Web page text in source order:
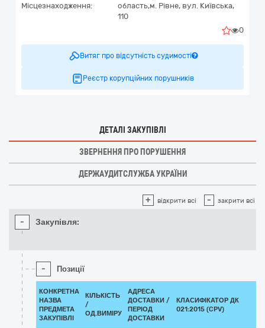
Місцезнаходження:
область,м. Рівне, вул. Київська,
110
0
Витяг про відсутність судимості
Реєстр корупційних порушників
ДЕТАЛІ ЗАКУПІВЛІ
ЗВЕРНЕННЯ ПРО ПОРУШЕННЯ
ДЕРЖАУДИТСЛУЖБА УКРАЇНИ
+ відкрити всі - закрити всі
- Закупівля:
- Позиції
КОНКРЕТНА
НАЗВА
ПРЕДМЕТА
ЗАКУПІВЛІ
КІЛЬКІСТЬ
/
ОД.ВИМІРУ
АДРЕСА
ДОСТАВКИ /
ПЕРІОД
ДОСТАВКИ
КЛАСИФІКАТОР ДК
021:2015 (CPV)